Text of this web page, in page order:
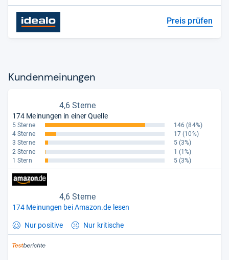
Preis prüfen
Kun­den­mei­nun­gen
4,6 Sterne
174 Meinungen in einer Quelle
5 Sterne 146 (84%)
4 Sterne
17 (10%)
3 Sterne
5 (3%)
2 Sterne
1 (1%)
1 Stern
5 (3%)
4,6 Sterne
174 Meinungen bei Amazon.de lesen
Nur positive Nur kritische